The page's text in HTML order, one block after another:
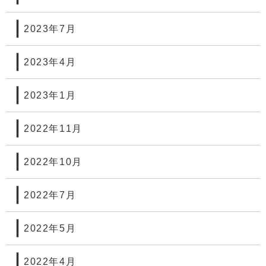
2023年7月
2023年4月
2023年1月
2022年11月
2022年10月
2022年7月
2022年5月
2022年4月